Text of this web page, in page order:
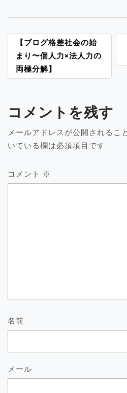
投
稿
ナ
ビ
ー
シ
ョ
ン
【ブログ格差社会の始
まり〜個人力×法人力の
両極分解】
コメントを残す
メールアドレスが公開されるこ
いている欄は必須項目です
コメント ※
名前
メール